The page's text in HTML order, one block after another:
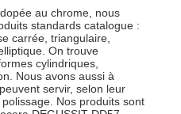
au chrome, nous
standards catalogue :
carrée, triangulaire,
On trouve
cylindriques,
Nous avons aussi à
servir, selon leur
Nos produits sont